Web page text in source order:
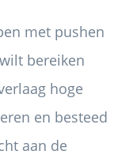
met pushen
bereiken
hoge
en besteed
aan de